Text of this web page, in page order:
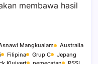
membawa hasil
Mangkualam
Australia
Filipina Grup C
Jepang